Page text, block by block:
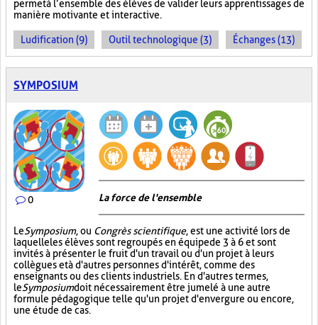
permet à l’ensemble des élèves de valider leurs apprentissages de
manière motivante et interactive.
Ludification (9) Outil technologique (3) Échanges (13)
SYMPOSIUM
0 La force de l'ensemble
LeSymposium, ou Congrès scientifique, est une activité lors de
laquelle les élèves sont regroupés en équipe de 3 à 6 et sont
invités à présenter le fruit d'un travail ou d'un projet à leurs
collègues et à d'autres personnes d'intérêt, comme des
enseignants ou des clients industriels. En d'autres termes,
leSymposiumdoit nécessairement être jumelé à une autre
formule pédagogique telle qu'un projet d'envergure ou encore,
une étude de cas.